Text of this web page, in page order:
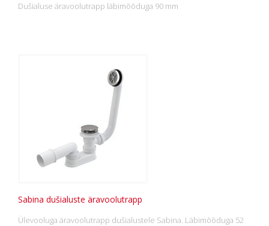
Dušialuse äravoolutrapp läbimõõduga 90 mm
Sabina dušialuste äravoolutrapp
Ülevooluga äravoolutrapp dušialustele Sabina. Läbimõõduga 52